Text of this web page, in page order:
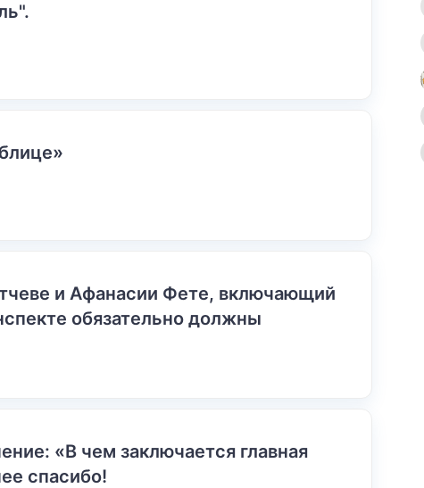
и Афанасии Фете, включающий
обязательно должны
«В чем заключается главная
спасибо!